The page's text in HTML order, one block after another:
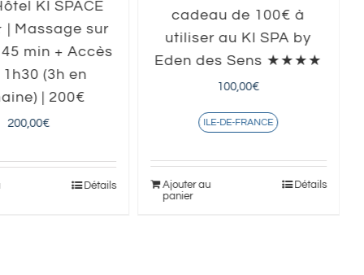
KI SPACE
sur
min + Accès
(3h en
| 200€
200,00€
Détails
cadeau de 100€ à
utiliser au KI SPA by
Eden des Sens ★★★★
100,00€
ILE-DE-FRANCE
Ajouter au
panier
Détails